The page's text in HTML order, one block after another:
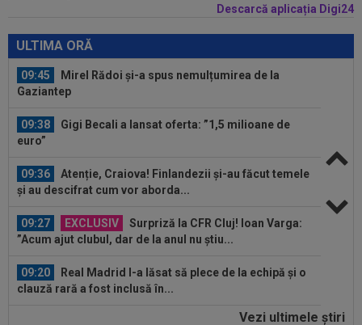
Descarcă aplicația Digi24
ULTIMA ORĂ
"DA" și semnează!
09:45
Mirel Rădoi și-a spus nemulțumirea de la
Gaziantep
09:38
Gigi Becali a lansat oferta: ”1,5 milioane de
euro”
09:36
Atenție, Craiova! Finlandezii și-au făcut temele
și au descifrat cum vor aborda...
09:27 EXCLUSIV
Surpriză la CFR Cluj! Ioan Varga:
”Acum ajut clubul, dar de la anul nu știu...
09:20
Real Madrid l-a lăsat să plece de la echipă și o
clauză rară a fost inclusă în...
40.000.000€ pentru transfer! Inter și CristiVezi ultimele ştiri